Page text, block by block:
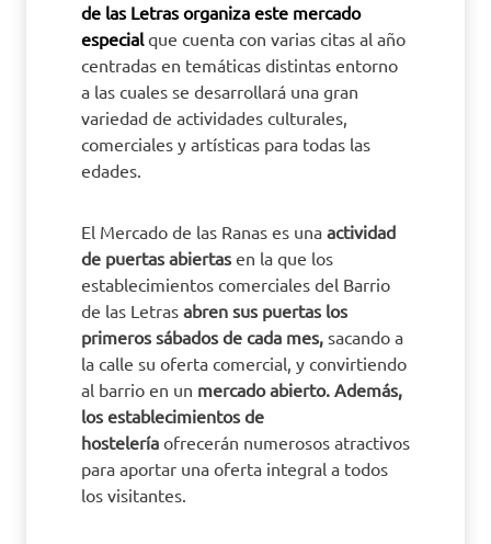
de las Letras organiza este mercado
especialque cuenta con varias citas al año
centradas en temáticas distintas entorno
a las cuales se desarrollará una gran
variedad de actividades culturales,
comerciales y artísticas para todas las
edades.
El Mercado de las Ranas es una actividad
de puertas abiertas en la que los
establecimientos comerciales del Barrio
de las Letras abren sus puertas los
primeros sábados de cada mes, sacando a
la calle su oferta comercial, y convirtiendo
al barrio en un mercado abierto. Además,
los establecimientos de
hostelería ofrecerán numerosos atractivos
para aportar una oferta integral a todos
los visitantes.